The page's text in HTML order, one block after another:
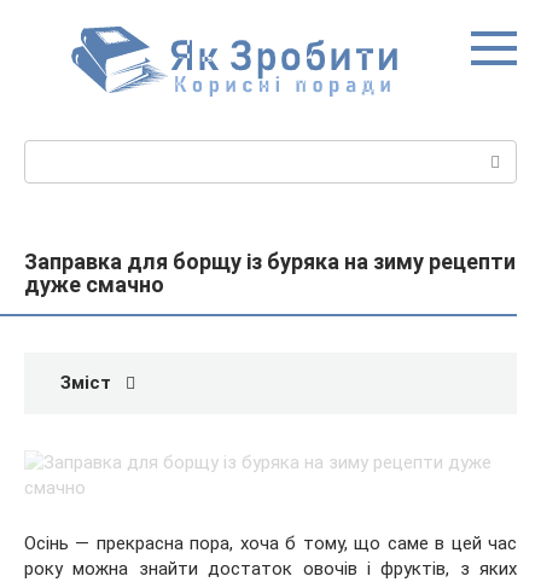
Заправка для борщу із буряка на зиму рецепти
дуже смачно
Зміст
Осінь — прекрасна пора, хоча б тому, що саме в цей час
року можна знайти достаток овочів і фруктів, з яких